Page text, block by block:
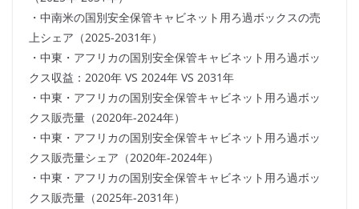
・中南米の国別安全保管キャビネット用ろ過ボックスの売
上シェア（2025-2031年）
・中東・アフリカの国別安全保管キャビネット用ろ過ボッ
クス収益：2020年 VS 2024年 VS 2031年
・中東・アフリカの国別安全保管キャビネット用ろ過ボッ
クス販売量（2020年-2024年）
・中東・アフリカの国別安全保管キャビネット用ろ過ボッ
クス販売量シェア（2020年-2024年）
・中東・アフリカの国別安全保管キャビネット用ろ過ボッ
クス販売量（2025年-2031年）